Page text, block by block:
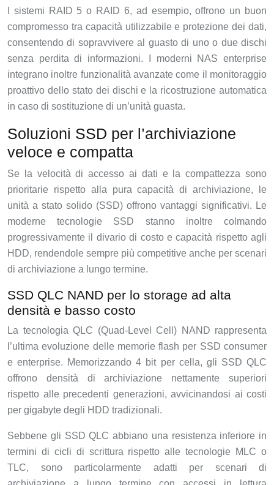
I sistemi RAID 5 o RAID 6, ad esempio, offrono un buon
compromesso tra capacità utilizzabile e protezione dei dati,
consentendo di sopravvivere al guasto di uno o due dischi
senza perdita di informazioni. I moderni NAS enterprise
integrano inoltre funzionalità avanzate come il monitoraggio
proattivo dello stato dei dischi e la ricostruzione automatica
in caso di sostituzione di un’unità guasta.
Soluzioni SSD per l’archiviazione
veloce e compatta
Se la velocità di accesso ai dati e la compattezza sono
prioritarie rispetto alla pura capacità di archiviazione, le
unità a stato solido (SSD) offrono vantaggi significativi. Le
moderne tecnologie SSD stanno inoltre colmando
progressivamente il divario di costo e capacità rispetto agli
HDD, rendendole sempre più competitive anche per scenari
di archiviazione a lungo termine.
SSD QLC NAND per lo storage ad alta
densità e basso costo
La tecnologia QLC (Quad-Level Cell) NAND rappresenta
l’ultima evoluzione delle memorie flash per SSD consumer
e enterprise. Memorizzando 4 bit per cella, gli SSD QLC
offrono densità di archiviazione nettamente superiori
rispetto alle precedenti generazioni, avvicinandosi ai costi
per gigabyte degli HDD tradizionali.
Sebbene gli SSD QLC abbiano una resistenza inferiore in
termini di cicli di scrittura rispetto alle tecnologie MLC o
TLC, sono particolarmente adatti per scenari di